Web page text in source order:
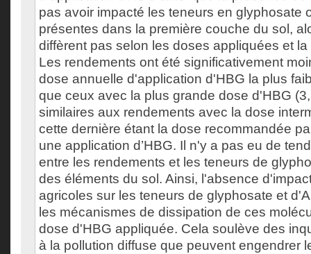
pas avoir impacté les teneurs en glyphosate
présentes dans la première couche du sol,
diffèrent pas selon les doses appliquées et
Les rendements ont été significativement
dose annuelle d'application d'HBG la plus
que ceux avec la plus grande dose d'HBG
similaires aux rendements avec la dose
cette dernière étant la dose recommandée
une application d’HBG. Il n'y a pas eu de
entre les rendements et les teneurs de
des éléments du sol. Ainsi, l'absence
agricoles sur les teneurs de glyphosate et
les mécanismes de dissipation de ces
dose d'HBG appliquée. Cela soulève des
à la pollution diffuse que peuvent engendrer